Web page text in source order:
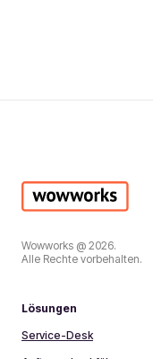
Wowworks @ 2026.
Alle Rechte vorbehalten.
Lösungen
Service-Desk